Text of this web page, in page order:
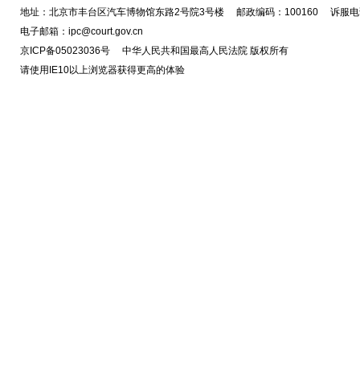
地址：北京市丰台区汽车博物馆东路2号院3号楼 邮政编码：100160 诉服
电子邮箱：ipc@court.gov.cn
京ICP备05023036号 中华人民共和国最高人民法院 版权所有
请使用IE10以上浏览器获得更高的体验